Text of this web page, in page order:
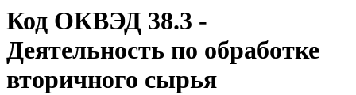
Код ОКВЭД 38.3 -
Деятельность по обработке
вторичного сырья